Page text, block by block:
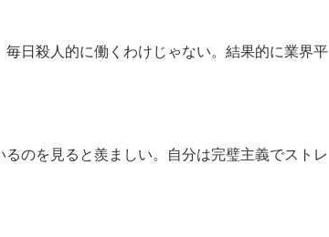
日殺人的に働くわけじゃない。結果的に業界平
のを見ると羨ましい。自分は完璧主義でストレ